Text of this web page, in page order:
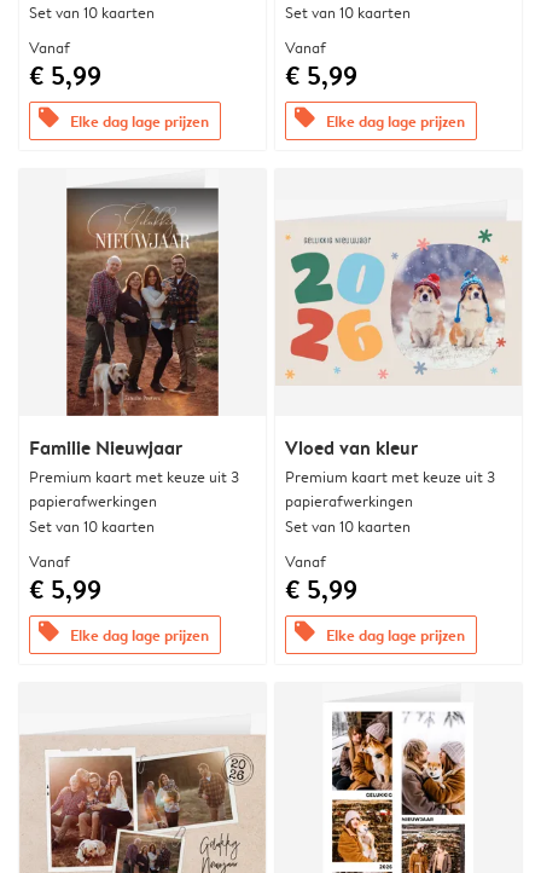
Set van 10 kaarten
Vanaf
€ 5,99
offers Elke dag lage prijzen
Set van 10 kaarten
Vanaf
€ 5,99
offers Elke dag lage prijzen
Familie Nieuwjaar
Premium kaart met keuze uit 3
papierafwerkingen
Set van 10 kaarten
Vanaf
€ 5,99
offers Elke dag lage prijzen
Vloed van kleur
Premium kaart met keuze uit 3
papierafwerkingen
Set van 10 kaarten
Vanaf
€ 5,99
offers Elke dag lage prijzen